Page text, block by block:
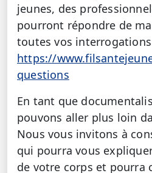
jeunes, des
pourront répondre de
toutes vos
https://
questions
En tant que
pouvons aller plus loin
Nous vous invitons à
qui pourra vous
de votre corps et pourra